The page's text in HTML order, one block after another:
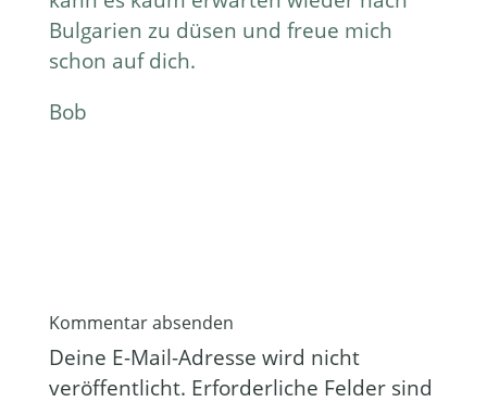
Bulgarien zu düsen und freue mich
schon auf dich.
Bob
Kommentar absenden
Deine E-Mail-Adresse wird nicht
veröffentlicht. Erforderliche Felder sind